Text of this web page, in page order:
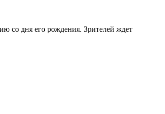
со дня его рождения. Зрителей ждет